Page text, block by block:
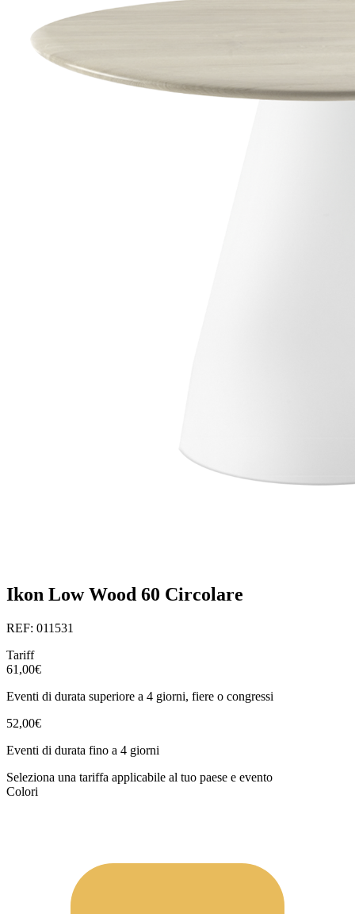
Ikon Low Wood 60 Circolare
REF: 011531
Tariff
61,00€
Eventi di durata superiore a 4 giorni, fiere o congressi
52,00€
Eventi di durata fino a 4 giorni
Seleziona una tariffa applicabile al tuo paese e evento
Colori